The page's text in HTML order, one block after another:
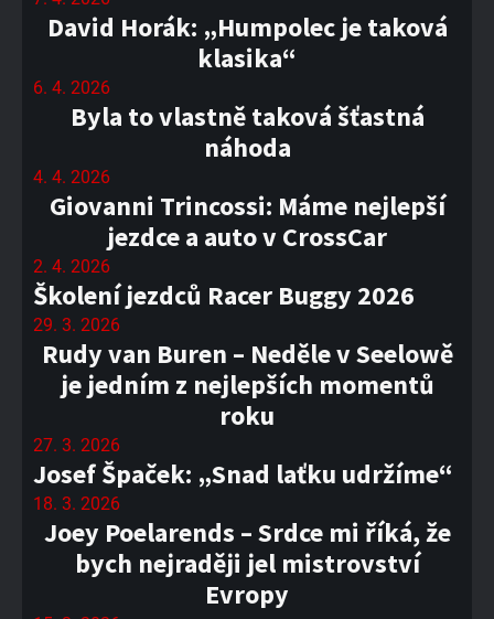
David Horák: „Humpolec je taková
klasika“
6. 4. 2026
Byla to vlastně taková šťastná
náhoda
4. 4. 2026
Giovanni Trincossi: Máme nejlepší
jezdce a auto v CrossCar
2. 4. 2026
Školení jezdců Racer Buggy 2026
29. 3. 2026
Rudy van Buren – Neděle v Seelowě
je jedním z nejlepších momentů
roku
27. 3. 2026
Josef Špaček: „Snad laťku udržíme“
18. 3. 2026
Joey Poelarends – Srdce mi říká, že
bych nejraději jel mistrovství
Evropy